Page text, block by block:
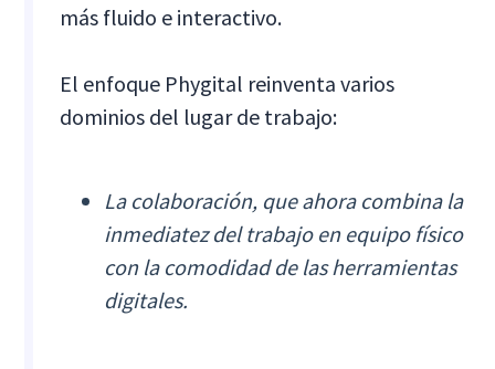
más fluido e interactivo.
El enfoque Phygital reinventa varios
dominios del lugar de trabajo:
La colaboración, que ahora combina la
inmediatez del trabajo en equipo físico
con la comodidad de las herramientas
digitales.